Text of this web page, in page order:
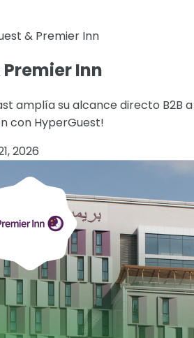
& Premier Inn
Inn
amplía su alcance directo B2B a
con HyperGuest!
2026